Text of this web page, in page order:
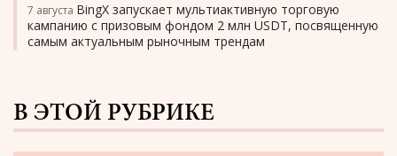
7 августа BingX запускает мультиактивную торговую
кампанию с призовым фондом 2 млн USDT, посвященную
самым актуальным рыночным трендам
В ЭТОЙ РУБРИКЕ